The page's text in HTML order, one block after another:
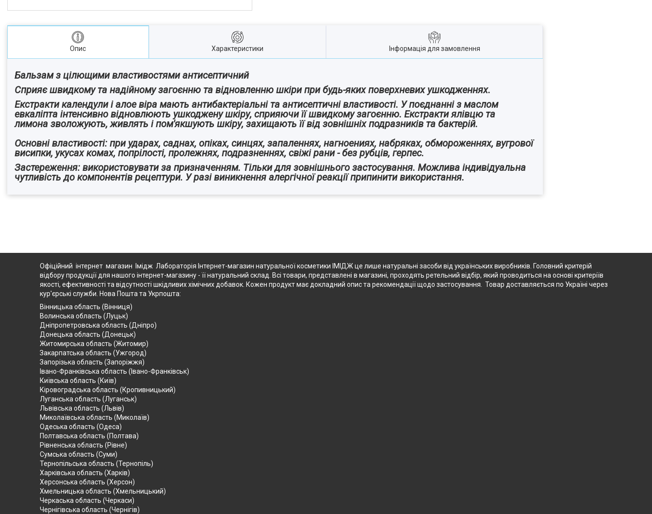
Опис Характеристики Інформація для замовлення
Бальзам з цілющими властивостями антисептичний
Сприяє швидкому та надійному загоєнню та відновленню шкіри при будь-яких поверхневих ушкодженнях.
Екстракти календули і алое віра мають антибактеріальні та антисептичні властивості. У поєднанні з маслом
евкаліпта інтенсивно відновлюють ушкоджену шкіру, сприяючи її швидкому загоєнню. Екстракти ялівцю та
лимона зволожують, живлять і пом'якшують шкіру, захищають її від зовнішніх подразників та бактерій.
Основні властивості: при ударах, саднах, опіках, синцях, запаленнях, нагноениях, набряках, обмороженнях, вугрової
висипки, укусах комах, попрілості, пролежнях, подразненнях, свіжі рани - без рубців, герпес.
Застереження: використовувати за призначенням. Тільки для зовнішнього застосування. Можлива індивідуальна
чутливість до компонентів рецептури. У разі виникнення алергічної реакції припинити використання.
Офіційний інтернет магазин Імідж Лабораторія Інтернет-магазин натуральної косметики ІМІДЖ це лише натуральні засоби від українських виробників. Головний критерій
відбору продукції для нашого інтернет-магазину - її натуральний склад. Всі товари, представлені в магазині, проходять ретельний відбір, який проводиться на основі критеріїв
якості, ефективності та відсутності шкідливих хімічних добавок. Кожен продукт має докладний опис та рекомендації щодо застосування. Товар доставляється по Україні через
кур'єрські служби. Нова Пошта та Укрпошта:
Вінницька область (Вінниця)
Волинська область (Луцьк)
Дніпропетровська область (Дніпро)
Донецька область (Донецьк)
Житомирська область (Житомир)
Закарпатська область (Ужгород)
Запорізька область (Запоріжжя)
Івано-Франківська область (Івано-Франківськ)
Київська область (Київ)
Кіровоградська область (Кропивницький)
Луганська область (Луганськ)
Львівська область (Львів)
Миколаївська область (Миколаїв)
Одеська область (Одеса)
Полтавська область (Полтава)
Рівненська область (Рівне)
Сумська область (Суми)
Тернопільська область (Тернопіль)
Харківська область (Харків)
Херсонська область (Херсон)
Хмельницька область (Хмельницький)
Черкаська область (Черкаси)
Чернігівська область (Чернігів)